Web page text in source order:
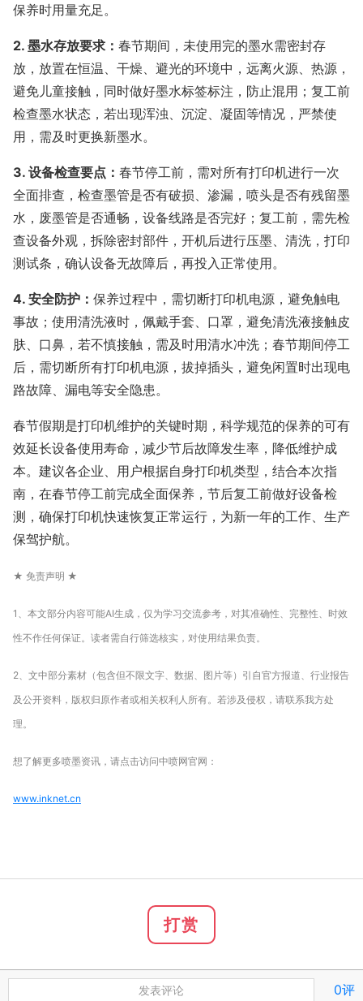
保养时用量充足。
2. 墨水存放要求： 春节期间，未使用完的墨水需密封存
放，放置在恒温、干燥、避光的环境中，远离火源、热源，
避免儿童接触，同时做好墨水标签标注，防止混用；复工前
检查墨水状态，若出现浑浊、沉淀、凝固等情况，严禁使
用，需及时更换新墨水。
3. 设备检查要点： 春节停工前，需对所有打印机进行一次
全面排查，检查墨管是否有破损、渗漏，喷头是否有残留墨
水，废墨管是否通畅，设备线路是否完好；复工前，需先检
查设备外观，拆除密封部件，开机后进行压墨、清洗，打印
测试条，确认设备无故障后，再投入正常使用。
4. 安全防护： 保养过程中，需切断打印机电源，避免触电
事故；使用清洗液时，佩戴手套、口罩，避免清洗液接触皮
肤、口鼻，若不慎接触，需及时用清水冲洗；春节期间停工
后，需切断所有打印机电源，拔掉插头，避免闲置时出现电
路故障、漏电等安全隐患。
春节假期是打印机维护的关键时期，科学规范的保养的可有
效延长设备使用寿命，减少节后故障发生率，降低维护成
本。建议各企业、用户根据自身打印机类型，结合本次指
南，在春节停工前完成全面保养，节后复工前做好设备检
测，确保打印机快速恢复正常运行，为新一年的工作、生产
保驾护航。
★ 免责声明 ★
1、本文部分内容可能AI生成，仅为学习交流参考，对其准确性、完整性、时效
性不作任何保证。读者需自行筛选核实，对使用结果负责。
2、文中部分素材（包含但不限文字、数据、图片等）引自官方报道、行业报告
及公开资料，版权归原作者或相关权利人所有。若涉及侵权，请联系我方处
理。
想了解更多喷墨资讯，请点击访问中喷网官网：
www.inknet.cn
打赏
发表评论 0评